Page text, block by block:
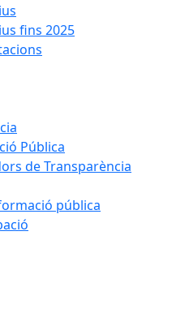
fins 2025
Pública
de Transparència
pública